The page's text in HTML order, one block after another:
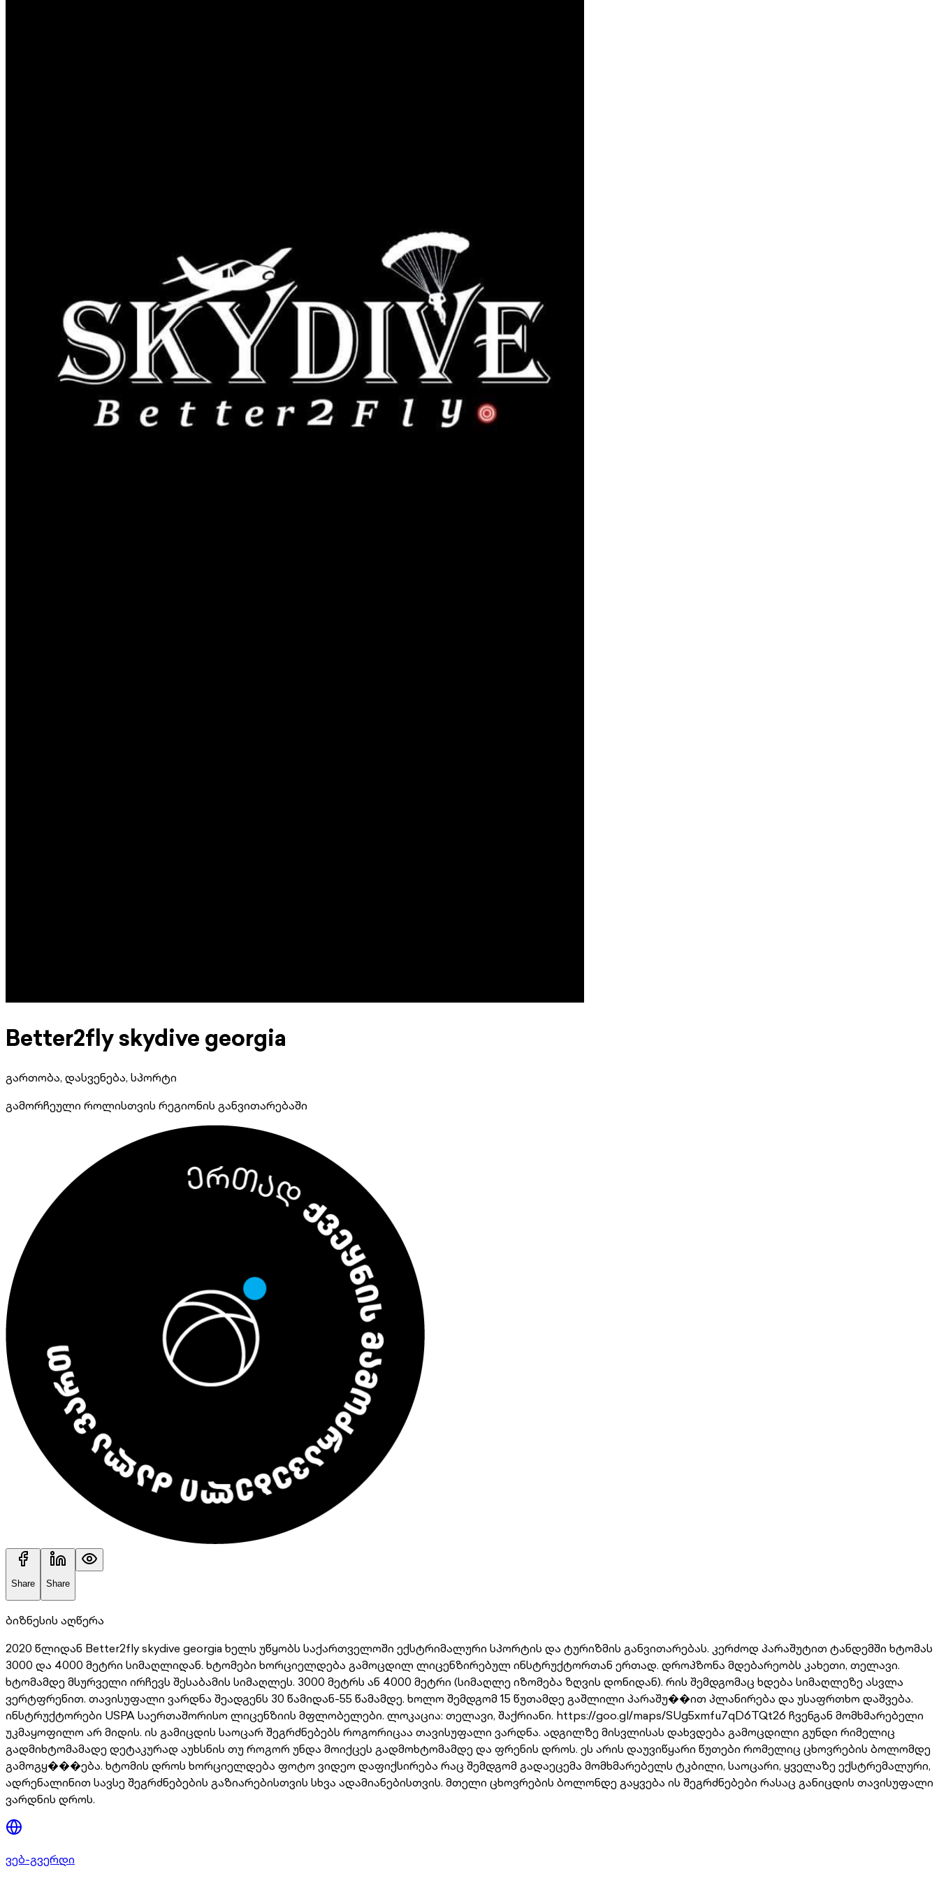
Better2fly skydive georgia
გართობა, დასვენება, სპორტი
გამორჩეული როლისთვის რეგიონის განვითარებაში
Share Share
ბიზნესის აღწერა
2020 წლიდან Better2fly skydive georgia ხელს უწყობს საქართველოში ექსტრიმალური სპორტის და ტურიზმის განვითარებას. კერძოდ პარაშუტით ტანდემში ხტომას
3000 და 4000 მეტრი სიმაღლიდან. ხტომები ხორციელდება გამოცდილ ლიცენზირებულ ინსტრუქტორთან ერთად. დროპზონა მდებარეობს კახეთი, თელავი.
ხტომამდე მსურველი ირჩევს შესაბამის სიმაღლეს. 3000 მეტრს ან 4000 მეტრი (სიმაღლე იზომება ზღვის დონიდან). რის შემდგომაც ხდება სიმაღლეზე ასვლა
ვერტფრენით. თავისუფალი ვარდნა შეადგენს 30 წამიდან-55 წამამდე. ხოლო შემდგომ 15 წუთამდე გაშლილი პარაშუ��ით პლანირება და უსაფრთხო დაშვება.
ინსტრუქტორები USPA საერთაშორისო ლიცენზიის მფლობელები. ლოკაცია: თელავი, შაქრიანი. https://goo.gl/maps/SUg5xmfu7qD6TQt26 ჩვენგან მომხმარებელი
უკმაყოფილო არ მიდის. ის გამიცდის საოცარ შეგრძნებებს როგორიცაა თავისუფალი ვარდნა. ადგილზე მისვლისას დახვდება გამოცდილი გუნდი რიმელიც
გადმიხტომამადე დეტაკურად აუხსნის თუ როგორ უნდა მოიქცეს გადმოხტომამდე და ფრენის დროს. ეს არის დაუვიწყარი წუთები რომელიც ცხოვრების ბოლომდე
გამოგყ���ება. ხტომის დროს ხორციელდება ფოტო ვიდეო დაფიქსირება რაც შემდგომ გადაეცემა მომხმარებელს ტკბილი, საოცარი, ყველაზე ექსტრემალური,
ადრენალინით სავსე შეგრძნებების გაზიარებისთვის სხვა ადამიანებისთვის. მთელი ცხოვრების ბოლონდე გაყვება ის შეგრძნებები რასაც განიცდის თავისუფალი
ვარდნის დროს.
ვებ-გვერდი